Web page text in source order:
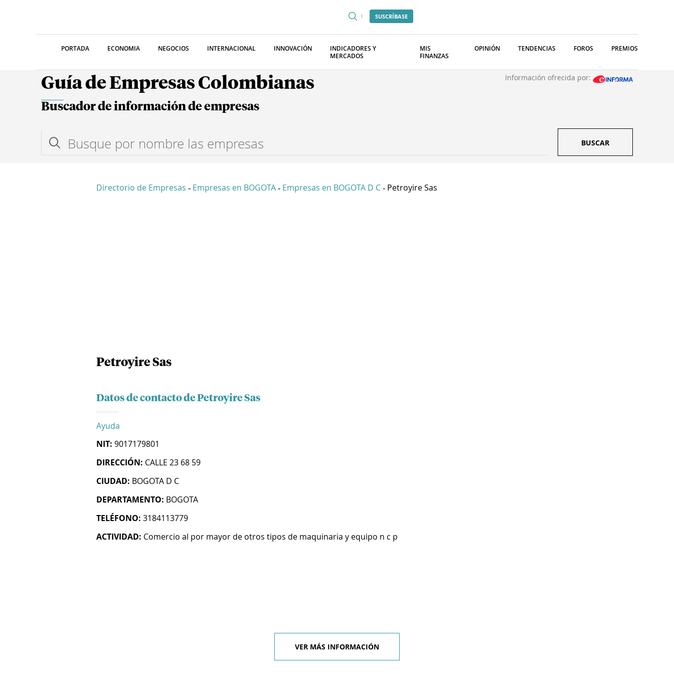
SUSCRÍBASE
PORTADA ECONOMIA NEGOCIOS INTERNACIONAL INNOVACIÓN
INDICADORES Y
MERCADOS
MIS
FINANZAS
OPINIÓN TENDENCIAS FOROS PREMIOS
Guía de Empresas Colombianas Información ofrecida por:
Buscador de información de empresas
BUSCAR
Directorio de Empresas - Empresas en BOGOTA - Empresas en BOGOTA D C - Petroyire Sas
Petroyire Sas
Datos de contacto de Petroyire Sas
Ayuda
NIT: 9017179801
DIRECCIÓN: CALLE 23 68 59
CIUDAD: BOGOTA D C
DEPARTAMENTO: BOGOTA
TELÉFONO: 3184113779
ACTIVIDAD: Comercio al por mayor de otros tipos de maquinaria y equipo n c p
VER MÁS INFORMACIÓN